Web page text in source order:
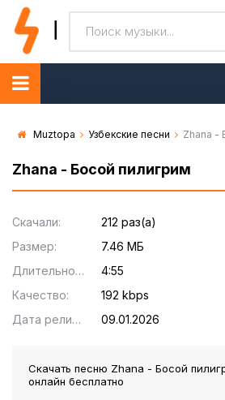
Muztopa Узбекские песни Zhana -
Zhana - Босой пилигрим
Скачали:
212 раз(а)
Размер:
7.46 МБ
Длительность:
4:55
Качество:
192 kbps
Дата релиза:
09.01.2026
Скачать песню Zhana - Босой
онлайн бесплатно